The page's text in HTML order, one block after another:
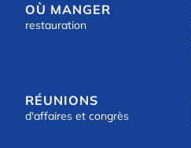
OÙ MANGER
restauration
RÉUNIONS
d'affaires et congrès